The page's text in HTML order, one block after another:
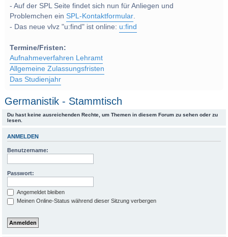
- Auf der SPL Seite findet sich nun für Anliegen und
Problemchen einSPL-Kontaktformular.
- Das neue vlvz "u:find" ist online: u:find
Termine/Fristen:
Aufnahmeverfahren Lehramt
Allgemeine Zulassungsfristen
Das Studienjahr
Germanistik - Stammtisch
Du hast keine ausreichenden Rechte, um Themen in diesem Forum zu sehen oder zu
lesen.
ANMELDEN
Benutzername:
Passwort:
Angemeldet bleiben
Meinen Online-Status während dieser Sitzung verbergen